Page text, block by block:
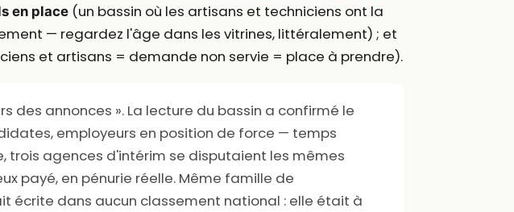
en place (un bassin où les artisans et techniciens ont la
— regardez l'âge dans les vitrines, littéralement) ; et
et artisans = demande non servie = place à prendre).
des annonces ». La lecture du bassin a confirmé le
employeurs en position de force — temps
trois agences d'intérim se disputaient les mêmes
payé, en pénurie réelle. Même famille de
écrite dans aucun classement national : elle était à